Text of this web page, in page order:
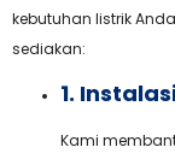
kebutuhan listrik
sediakan:
1.
Kami